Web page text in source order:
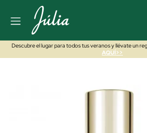
Descubre el lugar para todos tus veranos y llévate un
AQUÍ>>